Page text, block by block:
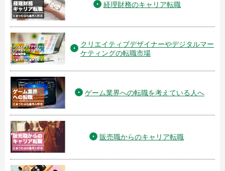
経理財務のキャリア転職
クリエイティブデザイナーやデジタルマー
ケティングの転職市場
ゲーム業界への転職を考えている人へ
販売職からのキャリア転職